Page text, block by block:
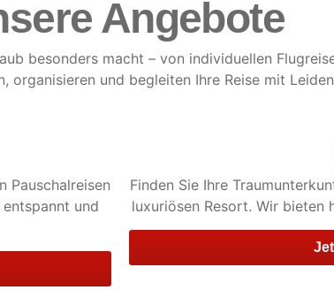
Angebote
besonders macht – von individuellen
organisieren und begleiten Ihre Reise mit
Pauschalreisen
und
Finden Sie Ihre
luxuriösen Resort. Wir bieten